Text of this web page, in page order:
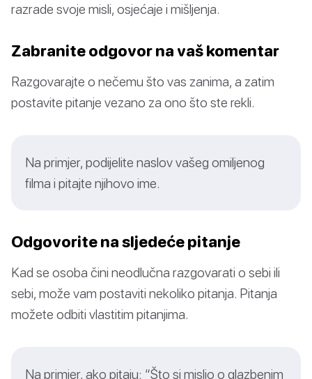
razrade svoje misli, osjećaje i mišljenja.
Zabranite odgovor na vaš komentar
Razgovarajte o nečemu što vas zanima, a zatim
postavite pitanje vezano za ono što ste rekli.
Na primjer, podijelite naslov vašeg omiljenog
filma i pitajte njihovo ime.
Odgovorite na sljedeće pitanje
Kad se osoba čini neodlučna razgovarati o sebi ili
sebi, može vam postaviti nekoliko pitanja. Pitanja
možete odbiti vlastitim pitanjima.
Na primjer, ako pitaju: “Što si mislio o glazbenim